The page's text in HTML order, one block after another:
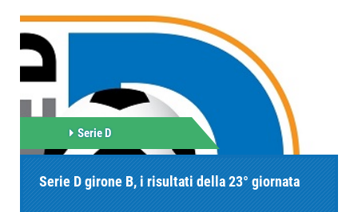
Serie D
Serie D girone B, i risultati della 23° giornata